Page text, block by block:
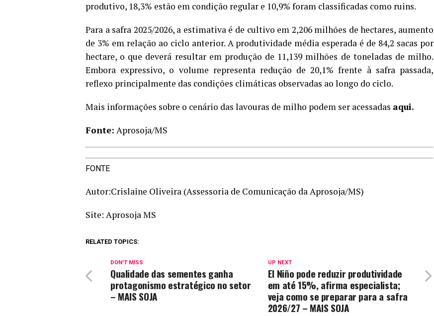
produtivo, 18,3% estão em condição regular e 10,9% foram classificadas como ruins.
Para a safra 2025/2026, a estimativa é de cultivo em 2,206 milhões de hectares, aumento
de 3% em relação ao ciclo anterior. A produtividade média esperada é de 84,2 sacas por
hectare, o que deverá resultar em produção de 11,139 milhões de toneladas de milho.
Embora expressivo, o volume representa redução de 20,1% frente à safra passada,
reflexo principalmente das condições climáticas observadas ao longo do ciclo.
Mais informações sobre o cenário das lavouras de milho podem ser acessadas aqui.
Fonte: Aprosoja/MS
FONTE
Autor:Crislaine Oliveira (Assessoria de Comunicação da Aprosoja/MS)
Site: Aprosoja MS
RELATED TOPICS:
UP NEXT
El Niño pode reduzir produtividade
em até 15%, afirma especialista;
veja como se preparar para a safra
2026/27 – MAIS SOJA
DON'T MISS
Qualidade das sementes ganha
protagonismo estratégico no setor
– MAIS SOJA